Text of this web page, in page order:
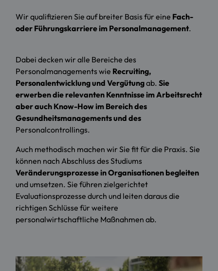
Wir qualifizieren Sie auf breiter Basis für eine Fach-
oder Führungskarriere im Personalmanagement.
Dabei decken wir alle Bereiche des
Personalmanagements wie Recruiting,
Personalentwicklung und Vergütungab. Sie
erwerben die relevanten Kenntnisse im Arbeitsrecht
aber auch Know-How im Bereich des
Gesundheitsmanagements und des
Personalcontrollings.
Auch methodisch machen wir Sie fit für die Praxis. Sie
können nach Abschluss des Studiums
Veränderungsprozesse in Organisationen begleiten
und umsetzen. Sie führen zielgerichtet
Evaluationsprozesse durch und leiten daraus die
richtigen Schlüsse für weitere
personalwirtschaftliche Maßnahmen ab.